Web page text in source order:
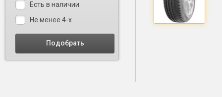
Есть в наличии
Не менее 4-х